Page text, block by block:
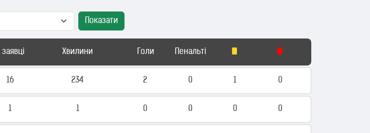
Показати
заявці Хвилини Голи Пенальті
16 234 2 0 1 0
1 1 0 0 0 0